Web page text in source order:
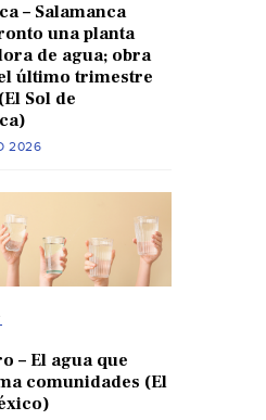
– Salamanca
una planta
de agua; obra
último trimestre
Sol de
2026
– El agua que
comunidades (El